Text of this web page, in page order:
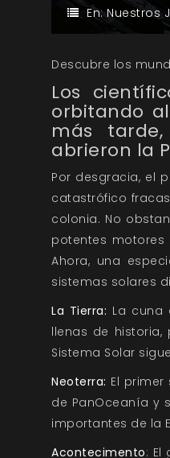
En:Nuestros
Descubre los
Los
orbitando
más
abrieron la
Por desgracia, el
catastrófico
colonia. No
potentes
Ahora, una
sistemas solares
La Tierra: La cuna
llenas de
Sistema Solar
Neoterra: El
de PanOceanía y
importantes de la
Acontecimento: